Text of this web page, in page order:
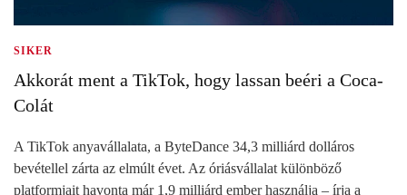
SIKER
Akkorát ment a TikTok, hogy lassan beéri a Coca-
Colát
A TikTok anyavállalata, a ByteDance 34,3 milliárd dolláros
bevétellel zárta az elmúlt évet. Az óriásvállalat különböző
platformjait havonta már 1,9 milliárd ember használja – írja a